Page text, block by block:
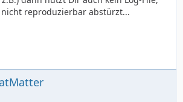
reproduzierbar abstürzt...